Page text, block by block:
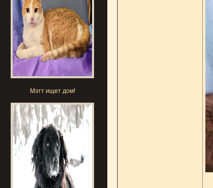
Мэтт ищет дом!